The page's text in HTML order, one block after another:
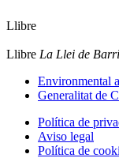
Llibre
Llibre La Llei de
Environmental
Generalitat de
Política de
Aviso legal
Política de